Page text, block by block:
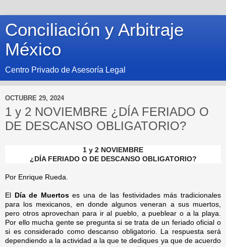
Conciliación y Arbitraje
México
Centro Privado de Asesoría Legal
OCTUBRE 29, 2024
1 y 2 NOVIEMBRE ¿DÍA FERIADO O
DE DESCANSO OBLIGATORIO?
1 y 2 NOVIEMBRE
¿DÍA FERIADO O DE DESCANSO OBLIGATORIO?
Por Enrique Rueda.
El Día de Muertos es una de las festividades más tradicionales
para los mexicanos, en donde algunos veneran a sus muertos,
pero otros aprovechan para ir al pueblo, a pueblear o a la playa.
Por ello mucha gente se pregunta si se trata de un feriado oficial o
si es considerado como descanso obligatorio. La respuesta será
dependiendo a la actividad a la que te dediques ya que de acuerdo